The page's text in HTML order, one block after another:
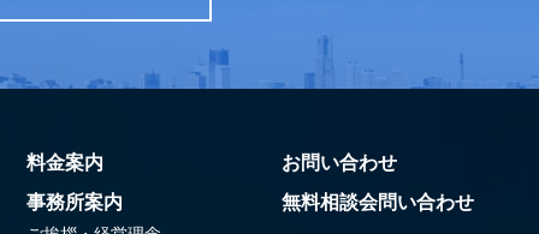
料金案内
事務所案内
お問い合わせ
無料相談会問い合わせ